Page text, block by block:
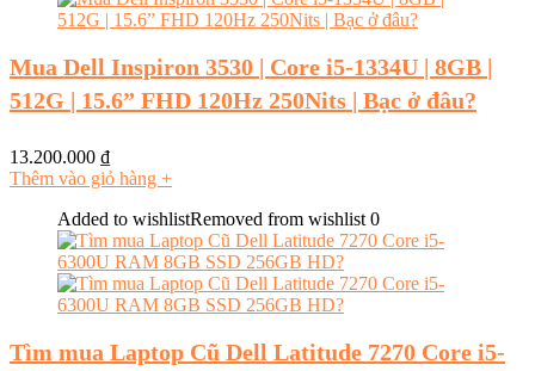
Mua Dell Inspiron 3530 | Core i5-1334U | 8GB |
512G | 15.6” FHD 120Hz 250Nits | Bạc ở đâu?
13.200.000 ₫
Thêm vào giỏ hàng +
Added to wishlistRemoved from wishlist 0
Tìm mua Laptop Cũ Dell Latitude 7270 Core i5-